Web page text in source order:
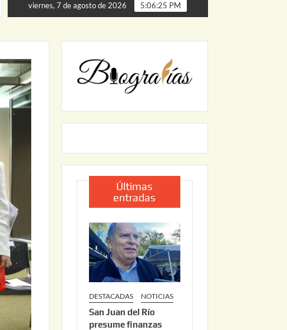
de Palmillas ARRANCA JAPAM EL PROGRAMA “AGUA
viernes, 7 de agosto de 2026 5:06:26 PM
Últimas
entradas
DESTACADAS NOTICIAS
San Juan del Río
presume finanzas